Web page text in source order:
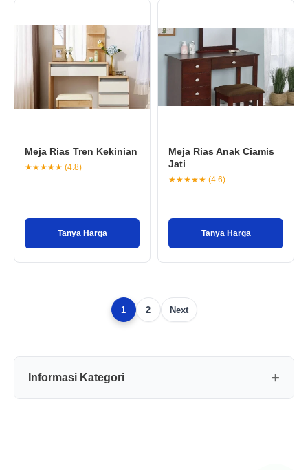
Meja Rias Tren Kekinian
★★★★★ (4.8)
Tanya Harga
Meja Rias Anak Ciamis
Jati
★★★★★ (4.6)
Tanya Harga
1 2 Next
Informasi Kategori